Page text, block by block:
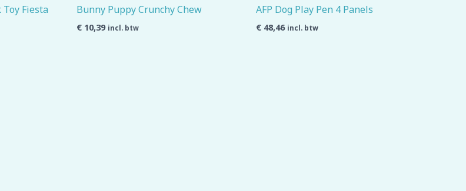
Fiesta Bunny Puppy Crunchy Chew
€ 10,39 incl. btw
AFP Dog Play Pen 4 Panels
€ 48,46 incl. btw